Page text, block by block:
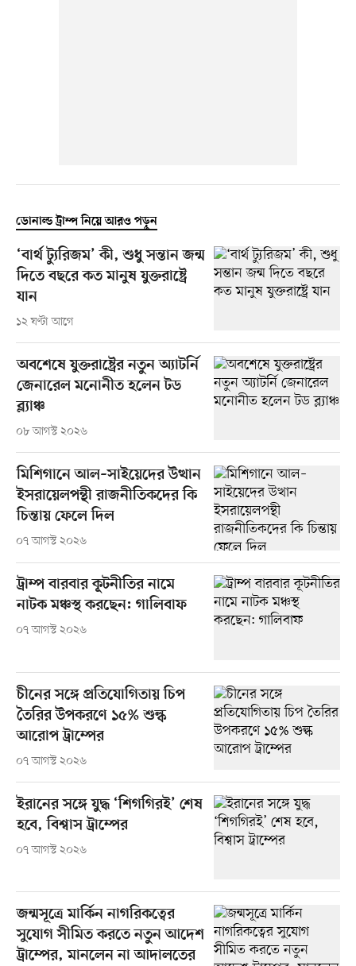
ডোনাল্ড ট্রাম্প নিয়ে আরও পড়ুন
‘বার্থ ট্যুরিজম’ কী, শুধু সন্তান জন্ম
দিতে বছরে কত মানুষ যুক্তরাষ্ট্রে
যান
১২ ঘণ্টা আগে
অবশেষে যুক্তরাষ্ট্রের নতুন অ্যাটর্নি
জেনারেল মনোনীত হলেন টড
ব্ল্যাঞ্চ
০৮ আগস্ট ২০২৬
মিশিগানে আল–সাইয়েদের উত্থান
ইসরায়েলপন্থী রাজনীতিকদের কি
চিন্তায় ফেলে দিল
০৭ আগস্ট ২০২৬
ট্রাম্প বারবার কূটনীতির নামে
নাটক মঞ্চস্থ করছেন: গালিবাফ
০৭ আগস্ট ২০২৬
চীনের সঙ্গে প্রতিযোগিতায় চিপ
তৈরির উপকরণে ১৫% শুল্ক
আরোপ ট্রাম্পের
০৭ আগস্ট ২০২৬
ইরানের সঙ্গে যুদ্ধ ‘শিগগিরই’ শেষ
হবে, বিশ্বাস ট্রাম্পের
০৭ আগস্ট ২০২৬
জন্মসূত্রে মার্কিন নাগরিকত্বের
সুযোগ সীমিত করতে নতুন আদেশ
ট্রাম্পের, মানলেন না আদালতের